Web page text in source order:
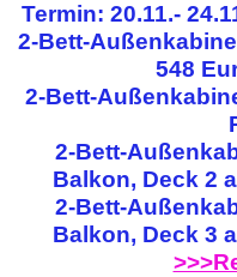
Termin: 20.11.-
2-Bett-
548
2-Bett-
2-Bett-
Balkon, Deck 2
2-Bett-
Balkon, Deck 3